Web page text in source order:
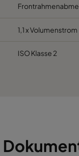
1,1 x Volumenstrom
ISO Klasse 2